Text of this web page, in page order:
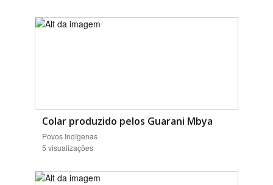
Colar produzido pelos Guarani Mbya
Povos Indígenas
5 visualizações